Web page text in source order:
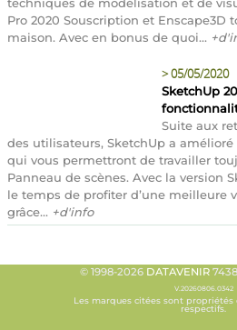
Pro 2020 Souscription et Enscape3D
maison. Avec en bonus de quoi...
>05/05/2020
SketchUp
Suite aux
des utilisateurs, SketchUp a
qui vous permettront de travailler
Panneau de scènes. Avec la version
le temps de profiter d’une meilleure
grâce... +d'info
© 1998-2026 DATAVENIR
V.20260806.0342
Les marques citées sont
respectifs.